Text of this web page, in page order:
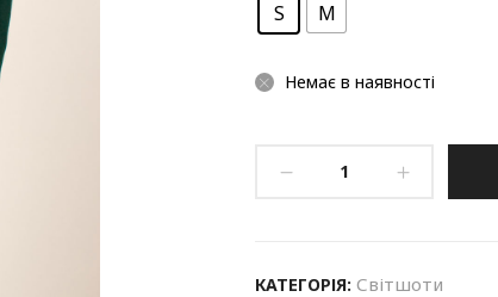
S M
Немає в наявності
КАТЕГОРІЯ: Світшоти